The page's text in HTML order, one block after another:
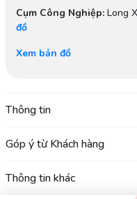
Cụm Công Nghiệp:Long
đồ
Xem bản đồ
Thông tin
Thông tin khác
Góp ý từ Khách hàng